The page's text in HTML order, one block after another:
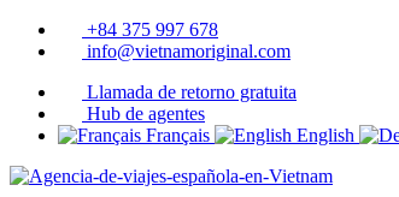
+84 375 997 678
info@vietnamoriginal.com
Llamada de retorno gratuita
Hub de agentes
Français
English